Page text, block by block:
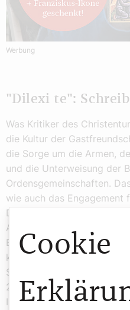
Werbung
"Dilexi te":
Was Kritiker des
die Kultur der
die Sorge um die Armen,
und die Unterweisung der
Ordensgemeinschaften.
wie auch das Engagement
Deklassierte heute. Die
Armen“ – ein Motiv, das
Bischofskonferenz stammt
kirchliche Soziallehre hat
Situation des
20. Jahrhundert
Im Blick auf die wachsende
Cookie